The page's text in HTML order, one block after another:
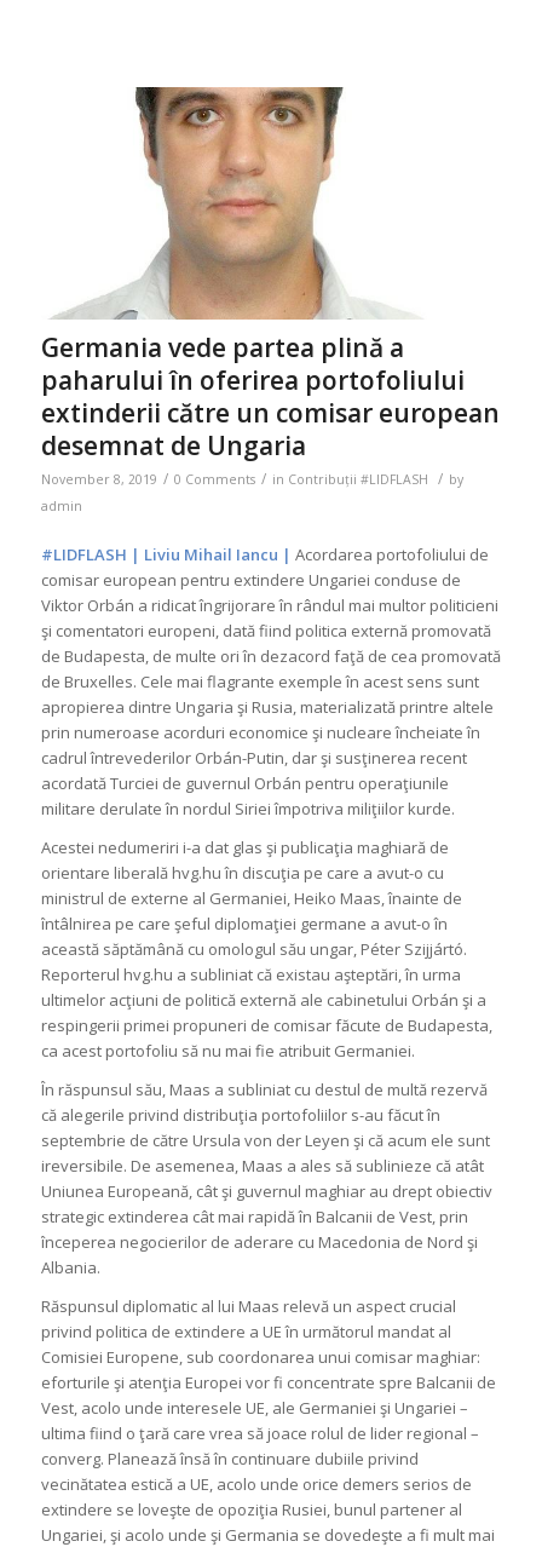
Germania vede partea plină a
paharului în oferirea portofoliului
extinderii către un comisar european
desemnat de Ungaria
November 8, 2019 / 0 Comments / in Contribuții #LIDFLASH / by
admin
#LIDFLASH | Liviu Mihail Iancu | Acordarea portofoliului de
comisar european pentru extindere Ungariei conduse de
Viktor Orbán a ridicat îngrijorare în rândul mai multor politicieni
şi comentatori europeni, dată fiind politica externă promovată
de Budapesta, de multe ori în dezacord faţă de cea promovată
de Bruxelles. Cele mai flagrante exemple în acest sens sunt
apropierea dintre Ungaria şi Rusia, materializată printre altele
prin numeroase acorduri economice şi nucleare încheiate în
cadrul întrevederilor Orbán-Putin, dar şi susţinerea recent
acordată Turciei de guvernul Orbán pentru operaţiunile
militare derulate în nordul Siriei împotriva miliţiilor kurde.
Acestei nedumeriri i-a dat glas şi publicaţia maghiară de
orientare liberală hvg.hu în discuţia pe care a avut-o cu
ministrul de externe al Germaniei, Heiko Maas, înainte de
întâlnirea pe care şeful diplomaţiei germane a avut-o în
această săptămână cu omologul său ungar, Péter Szijjártó.
Reporterul hvg.hu a subliniat că existau aşteptări, în urma
ultimelor acţiuni de politică externă ale cabinetului Orbán şi a
respingerii primei propuneri de comisar făcute de Budapesta,
ca acest portofoliu să nu mai fie atribuit Germaniei.
În răspunsul său, Maas a subliniat cu destul de multă rezervă
că alegerile privind distribuţia portofoliilor s-au făcut în
septembrie de către Ursula von der Leyen şi că acum ele sunt
ireversibile. De asemenea, Maas a ales să sublinieze că atât
Uniunea Europeană, cât şi guvernul maghiar au drept obiectiv
strategic extinderea cât mai rapidă în Balcanii de Vest, prin
începerea negocierilor de aderare cu Macedonia de Nord şi
Albania.
Răspunsul diplomatic al lui Maas relevă un aspect crucial
privind politica de extindere a UE în următorul mandat al
Comisiei Europene, sub coordonarea unui comisar maghiar:
eforturile şi atenţia Europei vor fi concentrate spre Balcanii de
Vest, acolo unde interesele UE, ale Germaniei şi Ungariei –
ultima fiind o ţară care vrea să joace rolul de lider regional –
converg. Planează însă în continuare dubiile privind
vecinătatea estică a UE, acolo unde orice demers serios de
extindere se loveşte de opoziţia Rusiei, bunul partener al
Ungariei, şi acolo unde şi Germania se dovedeşte a fi mult mai